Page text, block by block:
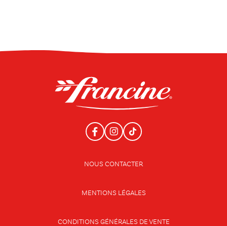
NOUS CONTACTER
MENTIONS LÉGALES
CONDITIONS GÉNÉRALES DE VENTE